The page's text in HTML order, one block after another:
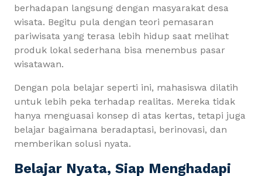
berhadapan langsung dengan masyarakat desa
wisata. Begitu pula dengan teori pemasaran
pariwisata yang terasa lebih hidup saat melihat
produk lokal sederhana bisa menembus pasar
wisatawan.
Dengan pola belajar seperti ini, mahasiswa dilatih
untuk lebih peka terhadap realitas. Mereka tidak
hanya menguasai konsep di atas kertas, tetapi juga
belajar bagaimana beradaptasi, berinovasi, dan
memberikan solusi nyata.
Belajar Nyata, Siap Menghadapi